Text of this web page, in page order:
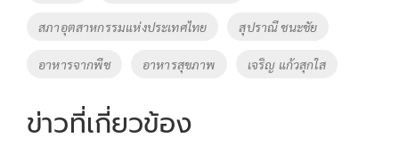
สภาอุตสาหกรรมแห่งประเทศไทย สุปราณี ชนะชัย
อาหารจากพืช อาหารสุขภาพ เจริญ แก้วสุกใส
ข่าวที่เกี่ยวข้อง